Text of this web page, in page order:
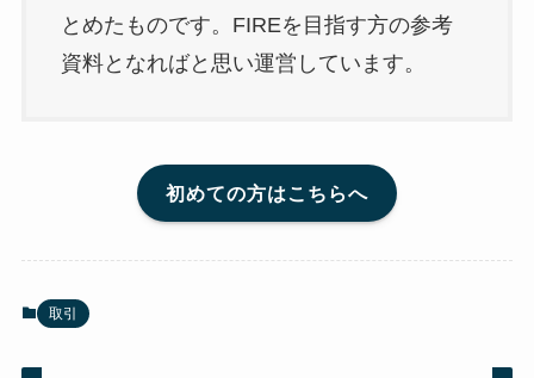
とめたものです。FIREを目指す方の参考
資料となればと思い運営しています。
初めての方はこちらへ
取引